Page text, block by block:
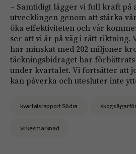
– Samtidigt lägger vi full kraft på
utvecklingen genom att stärka
öka effektiviteten och vår
ser att vi är på väg i rätt riktning.
har minskat med 202 miljoner
täckningsbidraget har
under kvartalet. Vi fortsätter att
kan påverka och utesluter inte
kvartalsrapport Södra
virkesmarknad